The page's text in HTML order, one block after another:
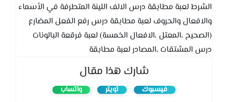
الشرط لعبة مطابقة درس الالف اللينة المتطرفة في الأسماء
والافعال والحروف لعبة مطابقة درس رفع الفعل المضارع
(الصحيح ،المعتل ،الافعال الخمسة) لعبة فرقعة البالونات
درس المشتقات ،المصادر لعبة مطابقة
شارك هذا مقال
فيسبوك تويتر واتساب